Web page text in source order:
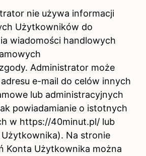
nie używa informacji
Użytkowników do
wiadomości handlowych
Administrator może
e-mail do celów innych
lub administracyjnych
powiadamianie o istotnych
w https://40minut.pl/ lub
Użytkownika). Na stronie
Konta Użytkownika można